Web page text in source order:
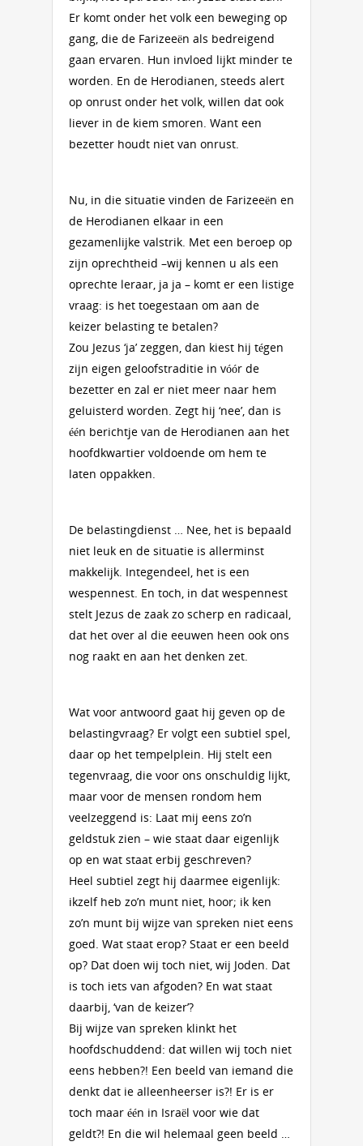
Er komt onder het volk een beweging op
gang, die de Farizeeën als bedreigend
gaan ervaren. Hun invloed lijkt minder te
worden. En de Herodianen, steeds alert
op onrust onder het volk, willen dat ook
liever in de kiem smoren. Want een
bezetter houdt niet van onrust.
Nu, in die situatie vinden de Farizeeën en
de Herodianen elkaar in een
gezamenlijke valstrik. Met een beroep op
zijn oprechtheid –wij kennen u als een
oprechte leraar, ja ja – komt er een listige
vraag: is het toegestaan om aan de
keizer belasting te betalen?
Zou Jezus ‘ja’ zeggen, dan kiest hij tégen
zijn eigen geloofstraditie in vóór de
bezetter en zal er niet meer naar hem
geluisterd worden. Zegt hij ‘nee’, dan is
één berichtje van de Herodianen aan het
hoofdkwartier voldoende om hem te
laten oppakken.
De belastingdienst … Nee, het is bepaald
niet leuk en de situatie is allerminst
makkelijk. Integendeel, het is een
wespennest. En toch, in dat wespennest
stelt Jezus de zaak zo scherp en radicaal,
dat het over al die eeuwen heen ook ons
nog raakt en aan het denken zet.
Wat voor antwoord gaat hij geven op de
belastingvraag? Er volgt een subtiel spel,
daar op het tempelplein. Hij stelt een
tegenvraag, die voor ons onschuldig lijkt,
maar voor de mensen rondom hem
veelzeggend is: Laat mij eens zo’n
geldstuk zien – wie staat daar eigenlijk
op en wat staat erbij geschreven?
Heel subtiel zegt hij daarmee eigenlijk:
ikzelf heb zo’n munt niet, hoor; ik ken
zo’n munt bij wijze van spreken niet eens
goed. Wat staat erop? Staat er een beeld
op? Dat doen wij toch niet, wij Joden. Dat
is toch iets van afgoden? En wat staat
daarbij, ‘van de keizer’?
Bij wijze van spreken klinkt het
hoofdschuddend: dat willen wij toch niet
eens hebben?! Een beeld van iemand die
denkt dat ie alleenheerser is?! Er is er
toch maar één in Israël voor wie dat
geldt?! En die wil helemaal geen beeld …